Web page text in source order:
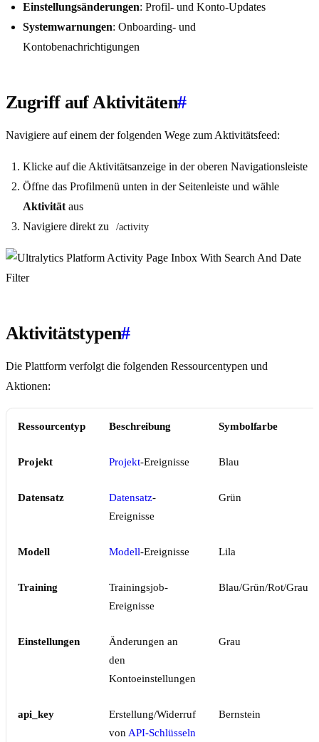
Einstellungsänderungen: Profil- und Konto-Updates
Systemwarnungen: Onboarding- und
Kontobenachrichtigungen
Zugriff auf Aktivitäten#
Navigiere auf einem der folgenden Wege zum Aktivitätsfeed:
Klicke auf die Aktivitätsanzeige in der oberen Navigationsleiste
Öffne das Profilmenü unten in der Seitenleiste und wähle
Aktivität aus
Navigiere direkt zu
/activity
Aktivitätstypen#
Die Plattform verfolgt die folgenden Ressourcentypen und
Aktionen:
Ressourcentyp Beschreibung Symbolfarbe
Projekt Projekt-Ereignisse Blau
Datensatz Datensatz-
Ereignisse
Grün
Modell Modell-Ereignisse Lila
Training
Trainingsjob-
Ereignisse
Blau/Grün/Rot/Grau
Einstellungen
Änderungen an
den
Kontoeinstellungen
Grau
api_key
Erstellung/Widerruf
von API-Schlüsseln
Bernstein